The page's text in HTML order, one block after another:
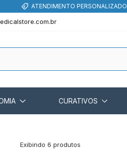
ATENDIMENTO PERSONALIZADO
CURATIVOS
Exibindo 6 produtos